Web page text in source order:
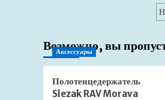
цена)
Возможно, вы
Аксессуары
Полотенцедержатель
Slezak RAV Morava